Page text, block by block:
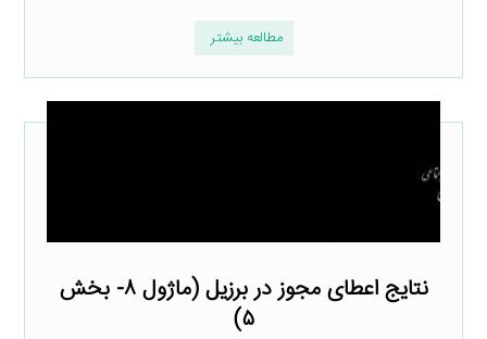
مطالعه بیشتر
نتایج اعطای مجوز در برزیل (ماژول ۸- بخش
۵)